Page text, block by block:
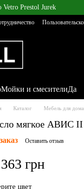
Vetro Prestol Jurek
Мойки и смесителиДа
Каталог Мебель для дома
мягкое АВИС
Оставить отзыв
грн
цвет